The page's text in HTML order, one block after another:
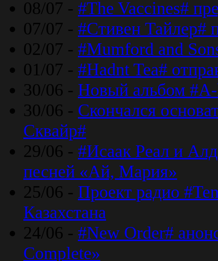
08/07 - #The Vaccines#
07/07 - #Стивен Тайлер#
02/07 - #Mumford and
01/07 - #Hadnt Tea#
30/06 - Новый альбом #A-
30/06 - Скончался
Сквайр#
29/06 - #Исаак Реал и
песней «Ай, Мария»
25/06 - Проект радио
Казахстана
24/06 - #New Order#
Complete»